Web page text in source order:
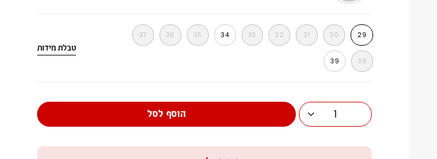
מ
ה
טבלת מידות
29
30
31
32
33
34
35
36
37
38
39
1 הוסף לסל